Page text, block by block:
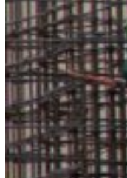
Nivå Årlig
Silverkund
Från 15 000 kr/
Guldkund
Från 50 000 kr/
VIP-kund
Från 100 000 kr/
Platinumkund Från 250 000
Platinumkundär vår högsta
volymer och söker maximalt
rabatten, utan även tillgång till
service och möjlighet till